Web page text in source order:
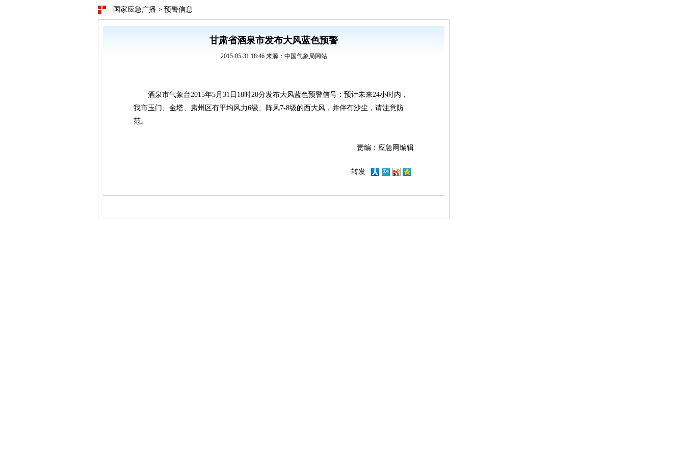
国家应急广播 > 预警信息
甘肃省酒泉市发布大风蓝色预警
2015-05-31 18:46 来源：中国气象局网站
酒泉市气象台2015年5月31日18时20分发布大风蓝色预警信号：预计未来24小时内，
我市玉门、金塔、肃州区有平均风力6级、阵风7-8级的西大风，并伴有沙尘，请注意防
范。
责编：应急网编辑
转发